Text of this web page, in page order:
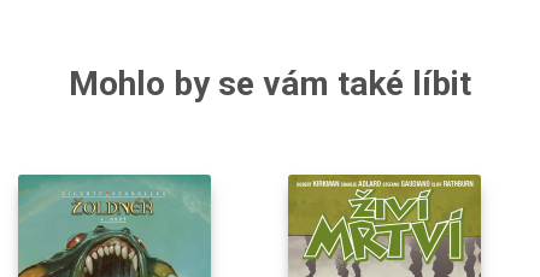
Mohlo by se vám také líbit